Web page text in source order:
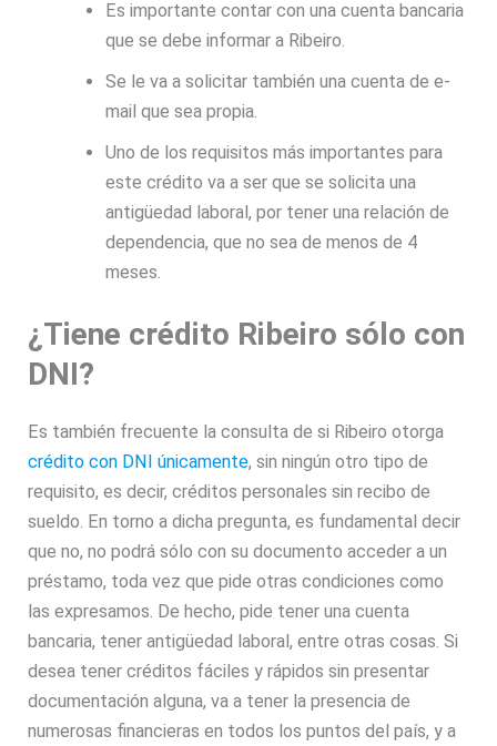
Es importante contar con una cuenta bancaria
que se debe informar a Ribeiro.
Se le va a solicitar también una cuenta de e-
mail que sea propia.
Uno de los requisitos más importantes para
este crédito va a ser que se solicita una
antigüedad laboral, por tener una relación de
dependencia, que no sea de menos de 4
meses.
¿Tiene crédito Ribeiro sólo con
DNI?
Es también frecuente la consulta de si Ribeiro otorga
crédito con DNI únicamente, sin ningún otro tipo de
requisito, es decir, créditos personales sin recibo de
sueldo. En torno a dicha pregunta, es fundamental decir
que no, no podrá sólo con su documento acceder a un
préstamo, toda vez que pide otras condiciones como
las expresamos. De hecho, pide tener una cuenta
bancaria, tener antigüedad laboral, entre otras cosas. Si
desea tener créditos fáciles y rápidos sin presentar
documentación alguna, va a tener la presencia de
numerosas financieras en todos los puntos del país, y a